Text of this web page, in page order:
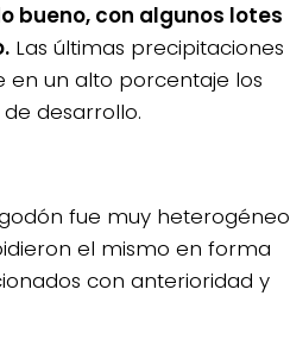
bueno, con algunos lotes
Las últimas precipitaciones
en un alto porcentaje los
desarrollo.
fue muy heterogéneo
el mismo en forma
con anterioridad y